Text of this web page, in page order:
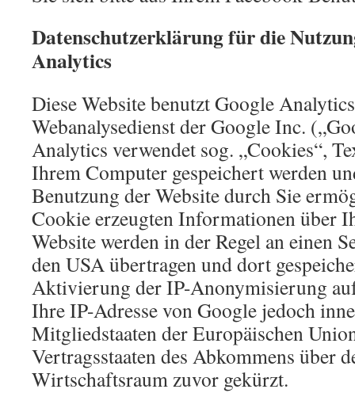
Datenschutzerklärung für die
Analytics
Diese Website benutzt Google
Webanalysedienst der Google Inc.
Analytics verwendet sog. „Cookies“,
Ihrem Computer gespeichert werden
Benutzung der Website durch Sie
Cookie erzeugten Informationen über
Website werden in der Regel an einen
den USA übertragen und dort
Aktivierung der IP-Anonymisierung
Ihre IP-Adresse von Google jedoch
Mitgliedstaaten der Europäischen
Vertragsstaaten des Abkommens über
Wirtschaftsraum zuvor gekürzt.